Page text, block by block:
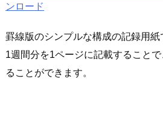
ンロード
罫線版のシンプルな構成の記録用紙
1週間分を1ページに記載すること
ることができます。